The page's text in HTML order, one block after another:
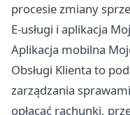
procesie zmiany
E-usługi i aplikacja
Aplikacja mobilna
Obsługi Klienta to
zarządzania
opłacać rachunki,